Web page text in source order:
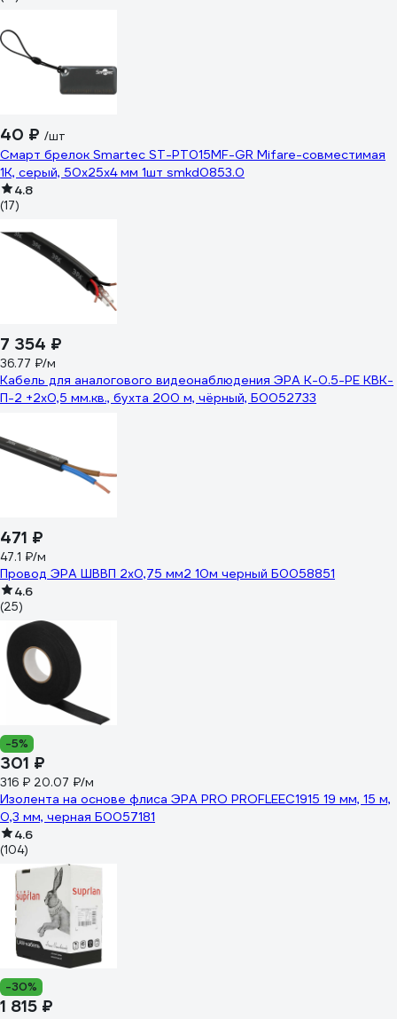
40 ₽ /шт
Cмарт брелок Smartec ST-PT015MF-GR Mifare-совместимая
1K, серый, 50x25x4 мм 1шт smkd0853.0
4.8
(17)
7 354 ₽
36.77 ₽/м
Кабель для аналогового видеонаблюдения ЭРА K-0.5-PE КВК-
П-2 +2x0,5 мм.кв., бухта 200 м, чёрный, Б0052733
471 ₽
47.1 ₽/м
Провод ЭРА ШВВП 2x0,75 мм2 10м черный Б0058851
4.6
(25)
-5%
301 ₽
316 ₽ 20.07 ₽/м
Изолента на основе флиса ЭРА PRO PROFLEEC1915 19 мм, 15 м,
0,3 мм, черная Б0057181
4.6
(104)
-30%
1 815 ₽